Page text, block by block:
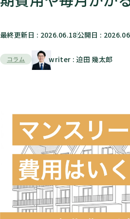
最終更新日 : 2026.06.18公開日 :
コラム writer : 迫田 幾太郎